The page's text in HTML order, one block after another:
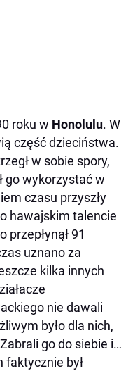
roku w Honolulu. W
część dzieciństwa.
w sobie spory,
go wykorzystać w
czasu przyszły
hawajskim talencie
przepłynął 91
uznano za
kilka innych
nie dawali
było dla nich,
go do siebie i…
faktycznie był